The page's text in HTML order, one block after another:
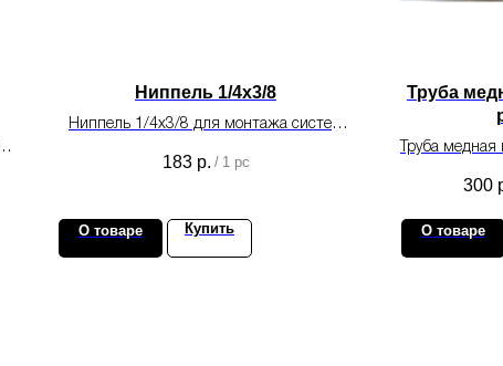
Ниппель 1/4х3/8
Ниппель 1/4х3/8 для монтажа систем
183 р. / 1 pc
О товаре Купить
Труба
Труба
300
О товаре